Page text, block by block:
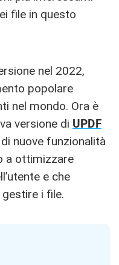
file in questo
nel 2022,
popolare
nel mondo. Ora è
versione di UPDF
nuove funzionalità
a ottimizzare
e che
i file.